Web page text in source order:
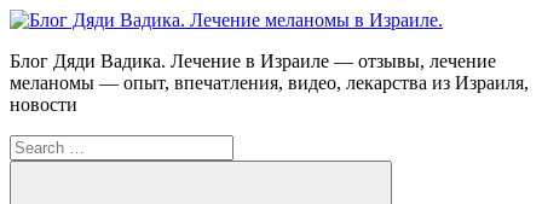
Skip
content
Блог
Дяди
Вадика.
меланомы
в
Блог Дяди Вадика. Лечение в Израиле — отзывы, лечение
меланомы — опыт, впечатления, видео, лекарства из Израиля,
новости
Search
for: